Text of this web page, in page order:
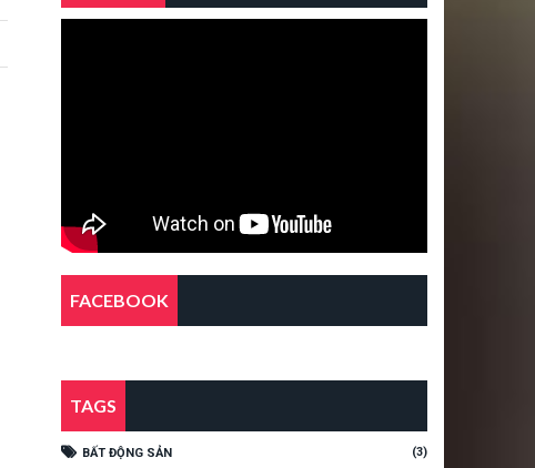
FACEBOOK
TAGS
BẤT ĐỘNG SẢN (3)